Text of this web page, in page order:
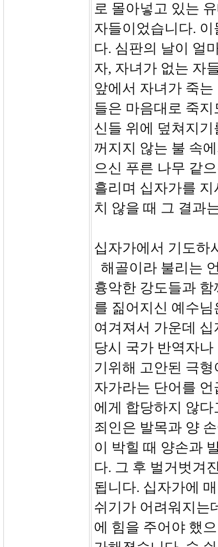
로 몰아넣고 있는
자들이었습니다.
다. 심판의 날이 얼
자, 자녀가 없는 자
앞에서 자녀가 죽
들은 마음대로 죽
신들 위에 덮쳐지
꺼지지 않는 불 속
으신 푸른 나무 같
흘리며 십자가를
치 않을 때 그 결과
십자가에서 기도하
해골이라 불리는
흉악한 강도들과
를 짊어지신 예수
여겨져서 가운데
당시 국가 반역자
기위해 고안된 극
자가라는 단어를
에게 합당하지 않
죄인은 발목과 양
이 박힐 때 양손과
다. 그 후 벌거벗겨
됩니다. 십자가에
쉬기가 어려워지는
에 힘을 주어야 했